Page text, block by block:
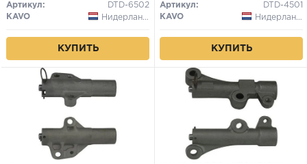
Артикул:
DTD-6502
KAVO
Нидерланды
КУПИТЬ
Артикул:
DTD-4501
KAVO
Нидерланды
КУПИТЬ